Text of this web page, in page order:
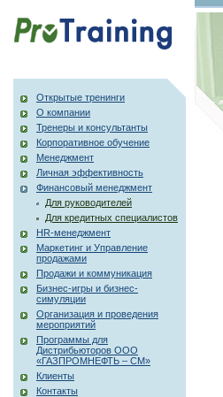
Открытые тренинги
О компании
Тренеры и консультанты
Корпоративное обучение
Менеджмент
Личная эффективность
Финансовый менеджмент
Для руководителей
Для кредитных специалистов
HR-менеджмент
Маркетинг и Управление
продажами
Продажи и коммуникация
Бизнес-игры и бизнес-
симуляции
Организация и проведения
мероприятий
Программы для
Дистрибьюторов ООО
«ГАЗПРОМНЕФТЬ – СМ»
Клиенты
Контакты